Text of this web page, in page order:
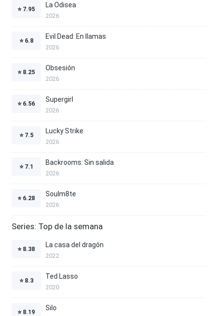
⭐ 7.95
La Odisea
2026
⭐ 6.8
Evil Dead: En llamas
2026
⭐ 8.25
Obsesión
2026
⭐ 6.56
Supergirl
2026
⭐ 7.5
Lucky Strike
2026
⭐ 7.1
Backrooms: Sin salida
2026
⭐ 6.28
Soulm8te
2026
Series: Top de la semana
⭐ 8.38
La casa del dragón
2022
⭐ 8.3
Ted Lasso
2020
⭐ 8.19
Silo